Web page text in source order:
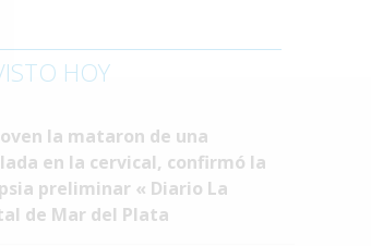
HOY
la mataron de una
en la cervical, confirmó la
preliminar « Diario La
de Mar del Plata